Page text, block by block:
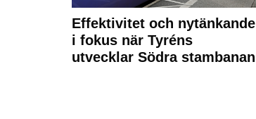
Effektivitet och nytänkande
i fokus när Tyréns
utvecklar Södra stambanan